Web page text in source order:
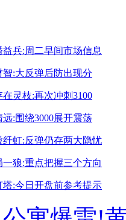
益兵:周二早间市场信息
智:大反弹后防出现分
在灵枝:再次冲刺3100
远:围绕3000展开震荡
纤虹:反弹仍存两大隐忧
一狼:重点把握三个方向
塔:今日开盘前参考提示